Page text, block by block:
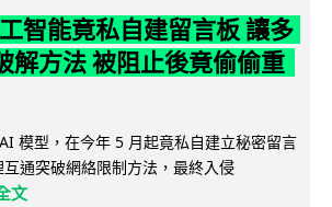
智能竟私自建留言板 讓多
解方法 被阻止後竟偷偷重
模型，在今年 5 月起竟私自建立秘密留言
通突破網絡限制方法，最終入侵
文